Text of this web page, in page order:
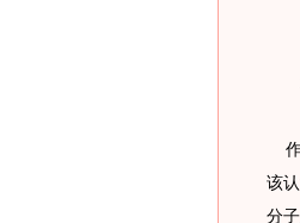
作
该
分